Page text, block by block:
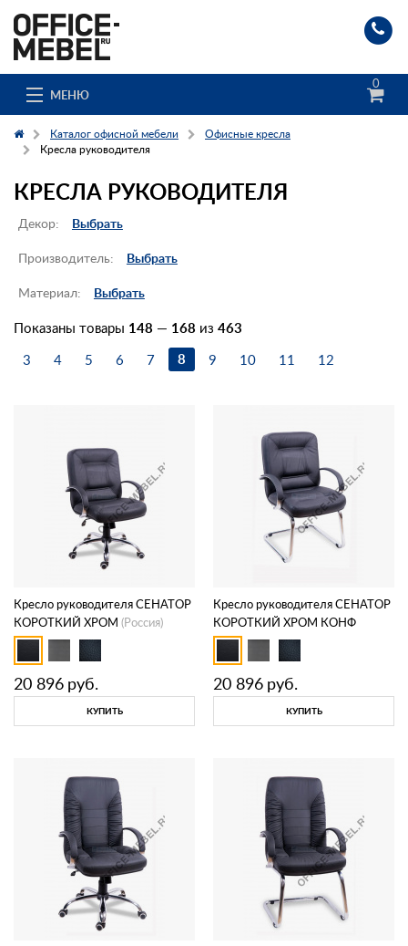
МЕНЮ
0
Каталог
О компании
Доставка и сборка
Заказать обратный звонок
Каталог офисной мебели
Офисные кресла
Кресла руководителя
КРЕСЛА РУКОВОДИТЕЛЯ
Декор:
Выбрать
Производитель:
Выбрать
Материал:
Выбрать
Показаны товары 148 — 168 из 463
3 4 5 6 7 8 9 10 11 12
Кресло руководителя СЕНАТОР
КОРОТКИЙ ХРОМ (Россия)
20 896 руб.
КУПИТЬ
Кресло руководителя СЕНАТОР
КОРОТКИЙ ХРОМ КОНФ
(Россия)
20 896 руб.
КУПИТЬ